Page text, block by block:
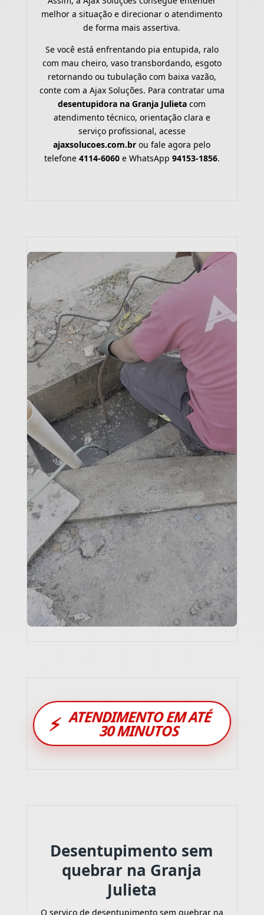
melhor a situação e direcionar o atendimento
de forma mais assertiva.
Se você está enfrentando pia entupida, ralo
com mau cheiro, vaso transbordando, esgoto
retornando ou tubulação com baixa vazão,
conte com a Ajax Soluções. Para contratar uma
desentupidora na Granja Julieta com
atendimento técnico, orientação clara e
serviço profissional, acesse
ajaxsolucoes.com.br ou fale agora pelo
telefone 4114-6060e WhatsApp 94153-1856.
⚡ ATENDIMENTO EM ATÉ
30 MINUTOS
Desentupimento sem
quebrar na Granja
Julieta
O serviço de desentupimento sem quebrar na